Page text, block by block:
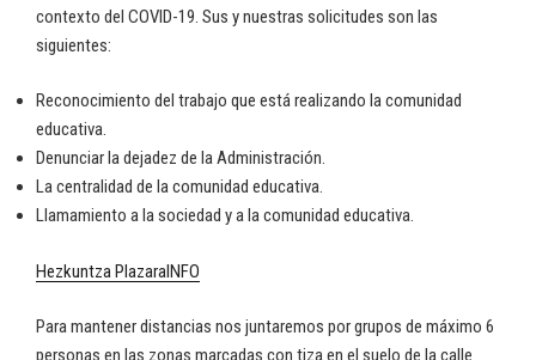
contexto del COVID-19. Sus y nuestras solicitudes son las
siguientes:
Reconocimiento del trabajo que está realizando la comunidad
educativa.
Denunciar la dejadez de la Administración.
La centralidad de la comunidad educativa.
Llamamiento a la sociedad y a la comunidad educativa.
Hezkuntza PlazaraINFO
Para mantener distancias nos juntaremos por grupos de máximo 6
personas en las zonas marcadas con tiza en el suelo de la calle